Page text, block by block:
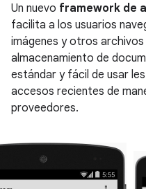
Un nuevo framework de
facilita a los usuarios
imágenes y otros
almacenamiento de
estándar y fácil de usar
accesos recientes de
proveedores.